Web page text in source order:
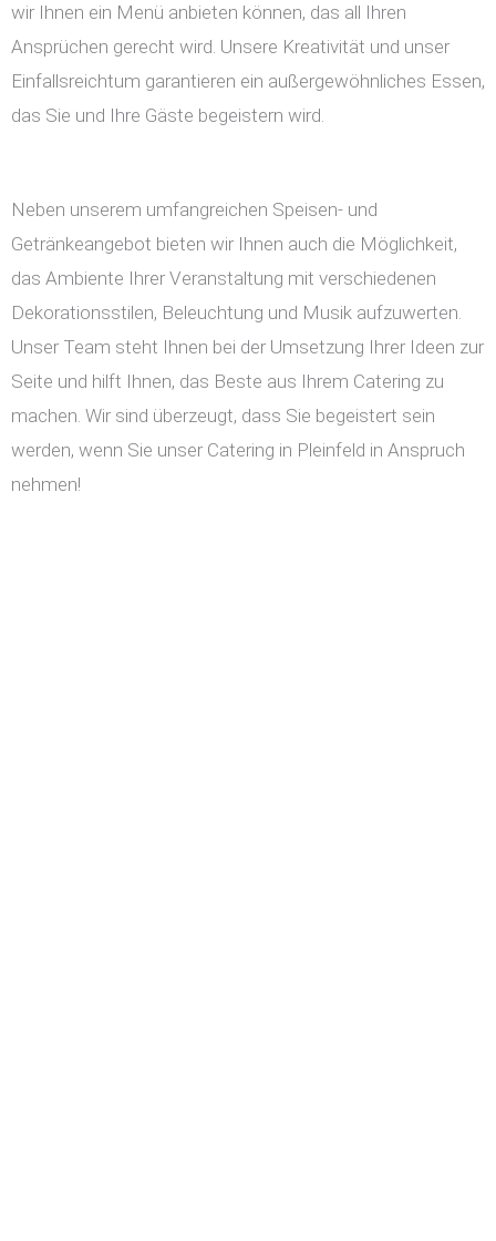
wir Ihnen ein Menü anbieten können, das all Ihren
Ansprüchen gerecht wird. Unsere Kreativität und unser
Einfallsreichtum garantieren ein außergewöhnliches Essen,
das Sie und Ihre Gäste begeistern wird.
Neben unserem umfangreichen Speisen- und
Getränkeangebot bieten wir Ihnen auch die Möglichkeit,
das Ambiente Ihrer Veranstaltung mit verschiedenen
Dekorationsstilen, Beleuchtung und Musik aufzuwerten.
Unser Team steht Ihnen bei der Umsetzung Ihrer Ideen zur
Seite und hilft Ihnen, das Beste aus Ihrem Catering zu
machen. Wir sind überzeugt, dass Sie begeistert sein
werden, wenn Sie unser Catering in Pleinfeld in Anspruch
nehmen!